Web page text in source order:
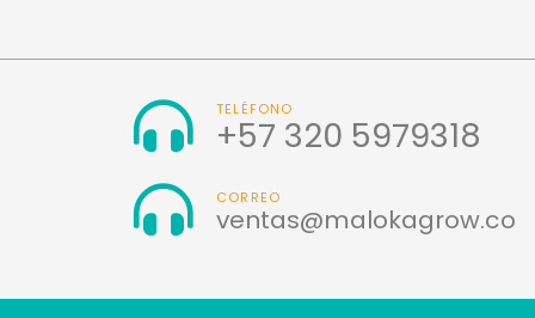
TELÉFONO
+57 320 5979318
CORREO
ventas@malokagrow.co